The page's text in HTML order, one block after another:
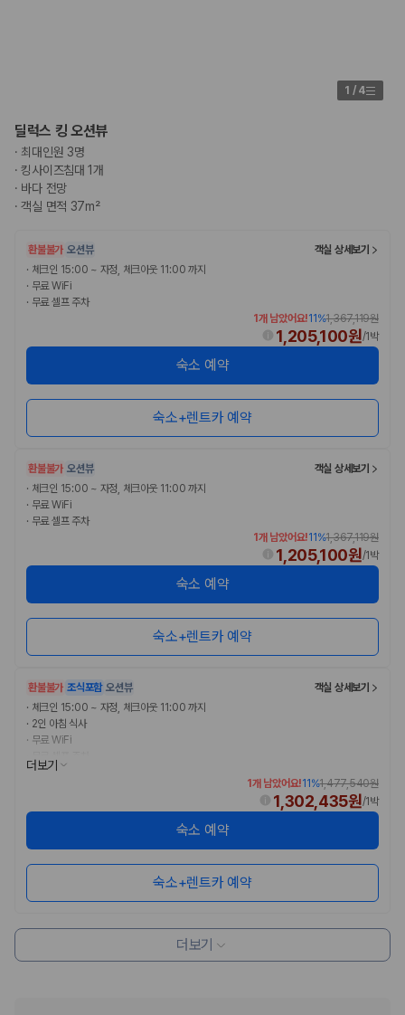
제주렌트카 가격비교 자주 묻는 질문
Q. 제주렌트카 가격비교는 카모아에서 어떻게 하나요?
A. 대여일, 반납일, 인수 지역을 선택하면 제주도 렌트카 업체별 가격, 차종,
보험 조건, 예약 가능 차량을 한 번에 비교할 수 있습니다.
Q. 제주공항 근처 렌트카도 비교할 수 있나요?
Q. 제주 렌트카 가격비교 시 보험도 함께 비교할 수 있나요?
Q. 가족 여행에는 어떤 제주 렌트카를 비교해야 하나요?
제주렌트카 가격비교 주요 링크
제주도 렌트카 실시간 최저가 가격비교
국내 렌트카 가격비교
1 / 4
딜럭스 킹 오션뷰
· 최대인원 3명
·킹사이즈침대 1개
· 바다 전망
·객실 면적 37m²
환불불가 오션뷰
객실 상세보기
· 체크인 15:00 ~ 자정, 체크아웃 11:00 까지
· 무료 WiFi
· 무료 셀프 주차
1개 남았어요!11%1,367,119원
1,205,100원/1박
숙소 예약
숙소+렌트카 예약
환불불가 오션뷰
객실 상세보기
· 체크인 15:00 ~ 자정, 체크아웃 11:00 까지
· 무료 WiFi
· 무료 셀프 주차
1개 남았어요!11%1,367,119원
1,205,100원/1박
숙소 예약
숙소+렌트카 예약
환불불가 조식포함 오션뷰
객실 상세보기
· 체크인 15:00 ~ 자정, 체크아웃 11:00 까지
· 2인 아침 식사
· 무료 WiFi
더보기
1개 남았어요!11%1,477,540원
1,302,435원/1박
숙소 예약
숙소+렌트카 예약
더보기